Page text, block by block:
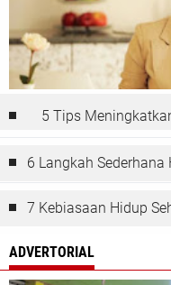
5 Tips
6 Langkah
7 Kebiasaan Hidup
ADVERTORIAL